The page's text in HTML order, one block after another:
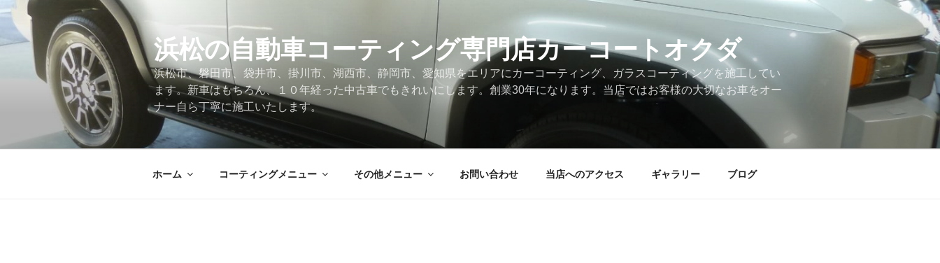
コ
テ
浜松の自動車コーティング専門店カーコートオクダ
浜松市、磐田市、袋井市、掛川市、湖西市、静岡市、愛知県をエリアにカーコーティング、ガラスコーティングを施工してい
ます。新車はもちろん、１０年経った中古車でもきれいにします。創業30年になります。当店ではお客様の大切なお車をオー
ナー自ら丁寧に施工いたします。
ホーム コーティングメニュー その他メニュー お問い合わせ 当店へのアクセス ギャラリー ブログ